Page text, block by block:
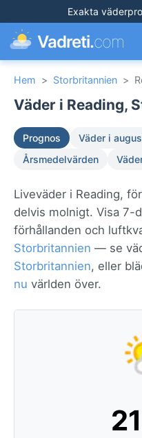
Exakta
Vadreti.com
Hem > Storbritannien >
Väder i
Prognos Väder i
Årsmedelvärden
Liveväder i Reading,
delvis molnigt. Visa 7-
förhållanden och
Storbritannien — se
Storbritannien, eller
nu världen över.